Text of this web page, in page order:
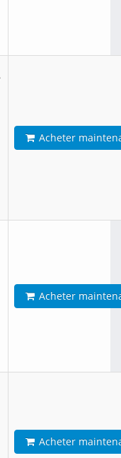
Acheter
Acheter
Acheter